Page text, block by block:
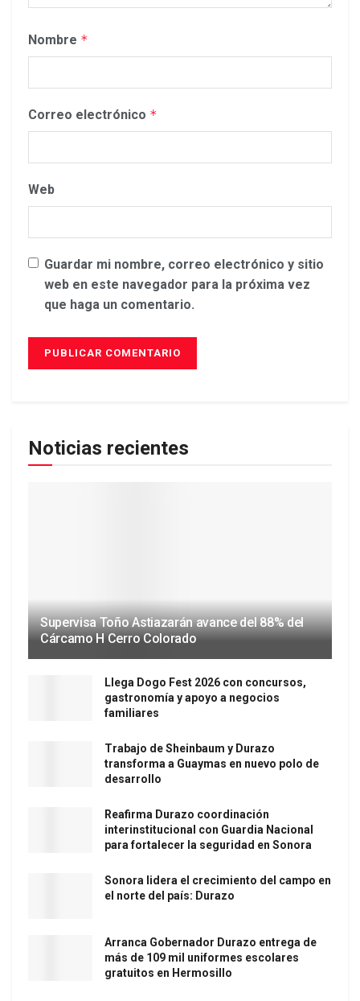
Nombre *
Correo electrónico *
Web
Guardar mi nombre, correo electrónico y sitio
web en este navegador para la próxima vez
que haga un comentario.
Noticias recientes
Supervisa Toño Astiazarán avance del 88% del
Cárcamo H Cerro Colorado
Llega Dogo Fest 2026 con concursos,
gastronomía y apoyo a negocios
familiares
Trabajo de Sheinbaum y Durazo
transforma a Guaymas en nuevo polo de
desarrollo
Reafirma Durazo coordinación
interinstitucional con Guardia Nacional
para fortalecer la seguridad en Sonora
Sonora lidera el crecimiento del campo en
el norte del país: Durazo
Arranca Gobernador Durazo entrega de
más de 109 mil uniformes escolares
gratuitos en Hermosillo